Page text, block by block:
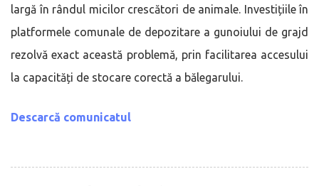
largă în rândul micilor crescători de animale. Investițiile în
platformele comunale de depozitare a gunoiului de grajd
rezolvă exact această problemă, prin facilitarea accesului
la capacități de stocare corectă a bălegarului.
Descarcă comunicatul